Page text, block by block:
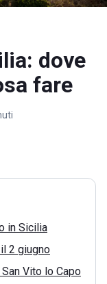
dove
fare
in Sicilia
2 giugno
Vito lo Capo